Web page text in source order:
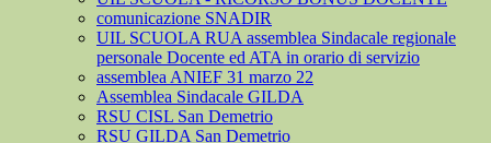
comunicazione SNADIR
UIL SCUOLA RUA assemblea Sindacale regionale
personale Docente ed ATA in orario di servizio
assemblea ANIEF 31 marzo 22
Assemblea Sindacale GILDA
RSU CISL San Demetrio
RSU GILDA San Demetrio